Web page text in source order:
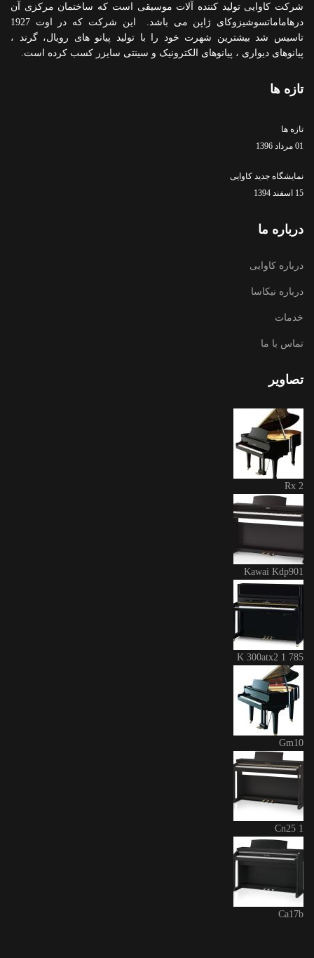
شرکت کاوایی تولید کننده آلات موسیقی است که ساختمان مرکزی آن
درهاماماتسوشیزوکای ژاپن می باشد. این شرکت که در اوت 1927
تاسیس شد بیشترین شهرت خود را با تولید پیانو های رویال، گرند ،
پیانوهای دیواری ، پیانوهای الکترونیک و سینتی سایزر کسب کرده است.
تازه ها
تازه ها
01 مرداد 1396
نمایشگاه جدید کاوایی
15 اسفند 1394
درباره ما
درباره کاوایی
درباره نیکاسا
خدمات
تماس با ما
تصاویر
Rx 2
Kawai Kdp901
K 300atx2 1 785
Gm10
Cn25 1
Ca17b